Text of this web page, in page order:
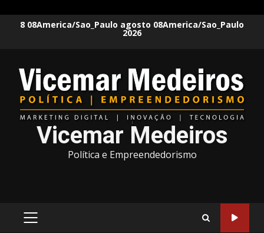
8 08America/Sao_Paulo agosto 08America/Sao_Paulo
2026
Vicemar Medeiros
Política e Empreendedorismo
PRIMARY